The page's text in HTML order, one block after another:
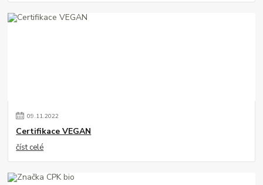
09.11.2022
Certifikace VEGAN
číst celé